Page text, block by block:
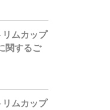
ムカップ
関するご
ムカップ